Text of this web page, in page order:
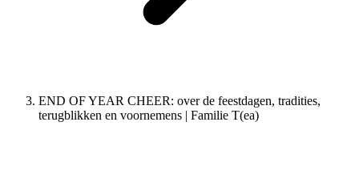
END OF YEAR CHEER: over de feestdagen, tradities,
terugblikken en voornemens | Familie T(ea)